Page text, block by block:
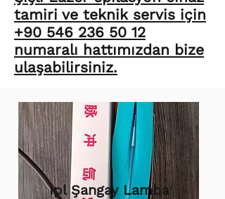
tamiri ve teknik servis için
+90 546 236 50 12
numaralı hattımızdan bize
ulaşabilirsiniz.
Ipl Şangay Lamba